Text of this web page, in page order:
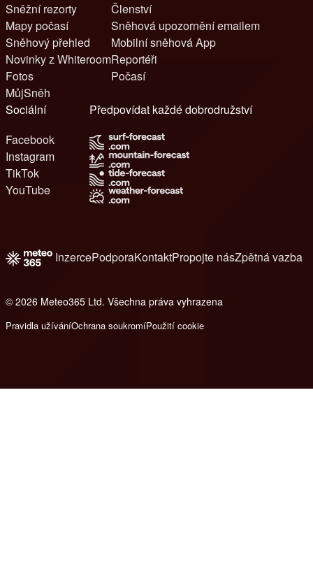
Sněžní rezorty
Mapy počasí
Sněhový přehled
Novinky z Whiteroom
Fotos
MůjSněh
Členství
Sněhová upozornění emailem
Mobilní sněhová App
Reportéři
Počasí
Sociální
Facebook
Instagram
TikTok
YouTube
Předpovídat každé dobrodružství
InzercePodporaKontaktPropojte násZpětná vazba
© 2026 Meteo365 Ltd. Všechna práva vyhrazena
Pravidla užíváníOchrana soukromíPoužití cookie